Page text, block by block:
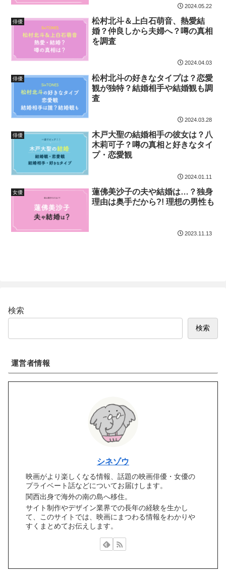
2024.05.22
俳優
松村北斗＆上白石萌音、熱愛結
婚？仲良しから夫婦へ？噂の真相
を調査
2024.04.03
俳優
松村北斗の好きなタイプは？恋愛
観が独特？結婚相手や結婚観も調
査
2024.03.28
俳優
木戸大聖の結婚相手の彼女は？八
木莉可子？噂の真相と好きなタイ
プ・恋愛観
2024.01.11
女優
蓮佛美沙子の夫や結婚は…？独身
理由は奥手だから?! 理想の男性も
2023.11.13
検索
検索
運営者情報
シネゾウ
映画がより楽しくなる情報、話題の映画俳優・女優の
プライベート話などについてお届けします。
関西出身で海外の南の島へ移住。
サイト制作やデザイン業界での長年の経験を生かし
て、このサイトでは、映画にまつわる情報をわかりや
すくまとめてお伝えします。